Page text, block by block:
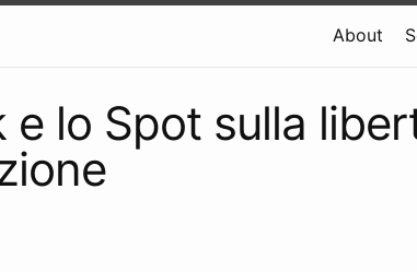
About
e lo Spot sulla